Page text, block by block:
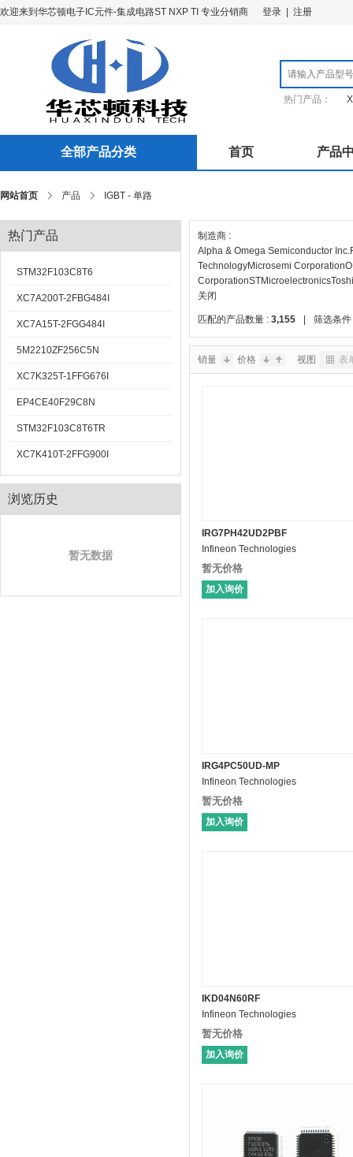
欢迎来到华芯顿电子IC元件-集成电路ST NXP TI 专业分销商 登录 注册
热门产品：
全部产品分类 首页 产品
网站首页 产品 IGBT - 单路
热门产品
STM32F103C8T6
XC7A200T-2FBG484I
XC7A15T-2FGG484I
5M2210ZF256C5N
XC7K325T-1FFG676I
EP4CE40F29C8N
STM32F103C8T6TR
XC7K410T-2FFG900I
浏览历史
暂无数据
制造商 :
Alpha & Omega Semiconductor Inc.
TechnologyMicrosemi Corporation
CorporationSTMicroelectronics
关闭
匹配的产品数量 : 3,155 筛选条件
销量 价格 视图 表
IRG7PH42UD2PBF
Infineon Technologies
暂无价格
加入询价
IRG4PC50UD-MP
Infineon Technologies
暂无价格
加入询价
IKD04N60RF
Infineon Technologies
暂无价格
加入询价